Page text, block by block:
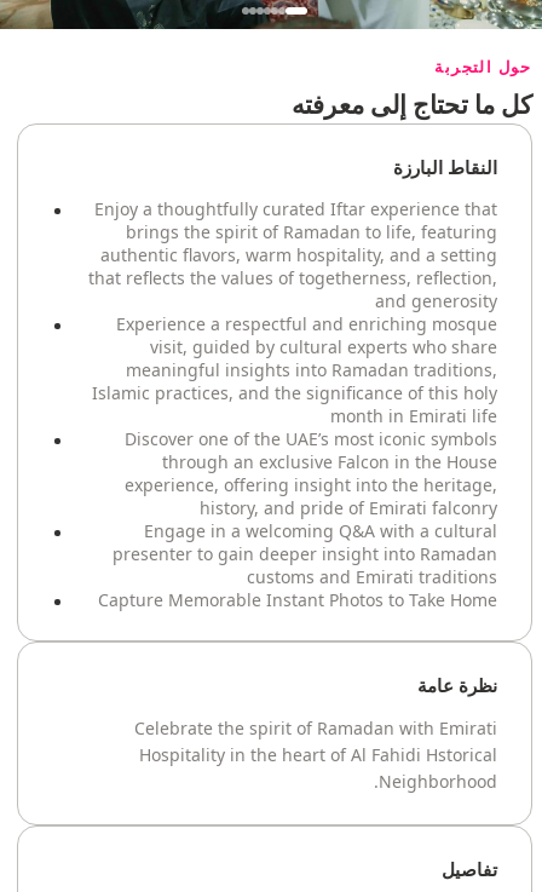
حول التجربة
كل ما تحتاج إلى معرفته
النقاط البارزة
Enjoy a thoughtfully curated Iftar experience that
brings the spirit of Ramadan to life, featuring
authentic flavors, warm hospitality, and a setting
that reflects the values of togetherness, reflection,
and generosity
Experience a respectful and enriching mosque
visit, guided by cultural experts who share
meaningful insights into Ramadan traditions,
Islamic practices, and the significance of this holy
month in Emirati life
Discover one of the UAE’s most iconic symbols
through an exclusive Falcon in the House
experience, offering insight into the heritage,
history, and pride of Emirati falconry
Engage in a welcoming Q&A with a cultural
presenter to gain deeper insight into Ramadan
customs and Emirati traditions
Capture Memorable Instant Photos to Take Home
نظرة عامة
Celebrate the spirit of Ramadan with Emirati
Hospitality in the heart of Al Fahidi Hstorical
Neighborhood.
تفاصيل